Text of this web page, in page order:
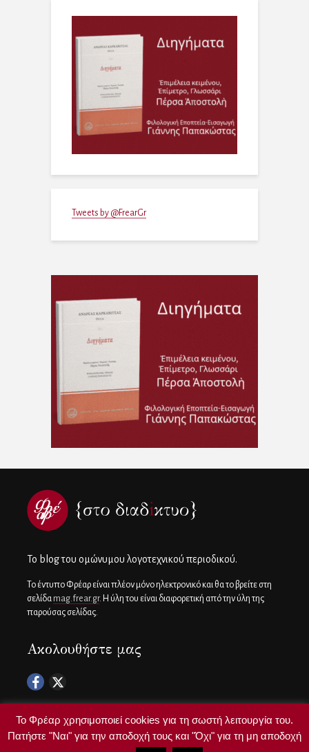
Tweets by @FrearGr
To blog του ομώνυμου λογοτεχνικού περιοδικού.
Το έντυπο Φρέαρ είναι πλέον μόνο ηλεκτρονικό και θα το βρείτε στη
σελίδα mag.frear.gr. Η ύλη του είναι διαφορετική από την ύλη της
παρούσας σελίδας.
Ακολουθήστε μας
Copyright ©frear.gr
Το Φρέαρ χρησιμοποιεί cookies για τη σωστή λειτουργία του.
Πατήστε "Ναι" για την αποδοχή τους και "Όχι" για τη μη αποδοχή